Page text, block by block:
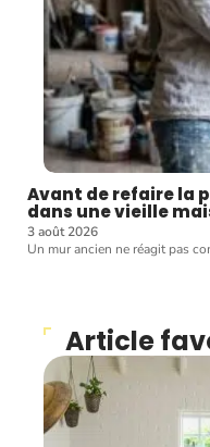
Avant de refaire la
dans une vieille
3 août 2026
Un mur ancien ne réagit pas
Article